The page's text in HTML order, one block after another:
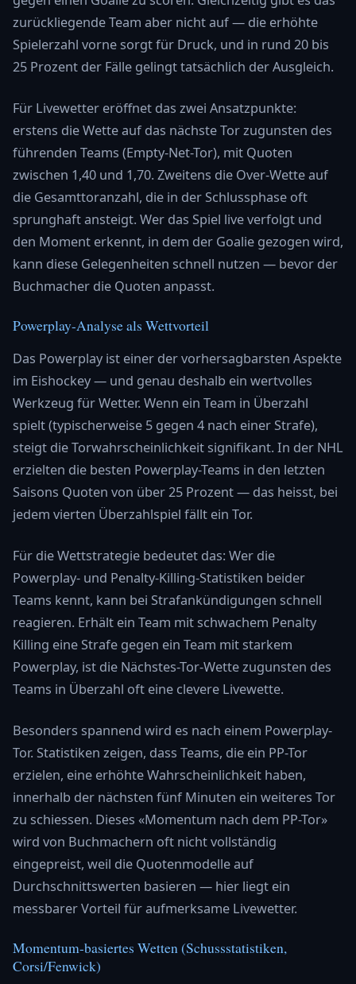
zurückliegende Team aber nicht auf — die erhöhte
Spielerzahl vorne sorgt für Druck, und in rund 20 bis
25 Prozent der Fälle gelingt tatsächlich der Ausgleich.
Für Livewetter eröffnet das zwei Ansatzpunkte:
erstens die Wette auf das nächste Tor zugunsten des
führenden Teams (Empty-Net-Tor), mit Quoten
zwischen 1,40 und 1,70. Zweitens die Over-Wette auf
die Gesamttoranzahl, die in der Schlussphase oft
sprunghaft ansteigt. Wer das Spiel live verfolgt und
den Moment erkennt, in dem der Goalie gezogen wird,
kann diese Gelegenheiten schnell nutzen — bevor der
Buchmacher die Quoten anpasst.
Powerplay-Analyse als Wettvorteil
Das Powerplay ist einer der vorhersagbarsten Aspekte
im Eishockey — und genau deshalb ein wertvolles
Werkzeug für Wetter. Wenn ein Team in Überzahl
spielt (typischerweise 5 gegen 4 nach einer Strafe),
steigt die Torwahrscheinlichkeit signifikant. In der NHL
erzielten die besten Powerplay-Teams in den letzten
Saisons Quoten von über 25 Prozent — das heisst, bei
jedem vierten Überzahlspiel fällt ein Tor.
Für die Wettstrategie bedeutet das: Wer die
Powerplay- und Penalty-Killing-Statistiken beider
Teams kennt, kann bei Strafankündigungen schnell
reagieren. Erhält ein Team mit schwachem Penalty
Killing eine Strafe gegen ein Team mit starkem
Powerplay, ist die Nächstes-Tor-Wette zugunsten des
Teams in Überzahl oft eine clevere Livewette.
Besonders spannend wird es nach einem Powerplay-
Tor. Statistiken zeigen, dass Teams, die ein PP-Tor
erzielen, eine erhöhte Wahrscheinlichkeit haben,
innerhalb der nächsten fünf Minuten ein weiteres Tor
zu schiessen. Dieses «Momentum nach dem PP-Tor»
wird von Buchmachern oft nicht vollständig
eingepreist, weil die Quotenmodelle auf
Durchschnittswerten basieren — hier liegt ein
messbarer Vorteil für aufmerksame Livewetter.
Momentum-basiertes Wetten (Schussstatistiken,
Corsi/Fenwick)